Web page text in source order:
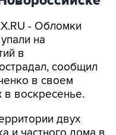
- Обломки
на
в
сообщил
в своем
воскресенье.
двух